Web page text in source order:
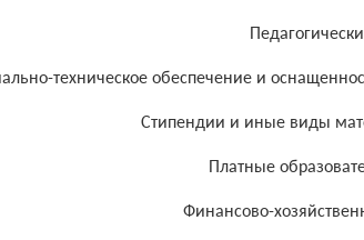
техническое обеспечение и
Стипендии и иные виды
Платные
Финансово-